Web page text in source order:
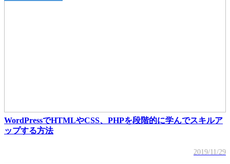
WordPressでHTMLやCSS、PHPを段階的に学んでスキルア
ップする方法
2019/11/29